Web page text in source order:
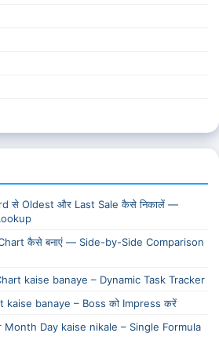
से Oldest और Last Sale कैसे निकालें —
कैसे बनाएं — Side-by-Side Comparison
kaise banaye – Dynamic Task Tracker
kaise banaye – Boss को Impress करें
Month Day kaise nikale – Single Formula